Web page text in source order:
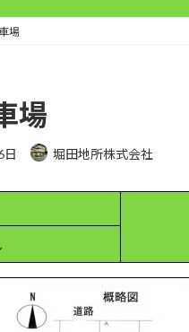
場
場
日 堀田地所株式会社